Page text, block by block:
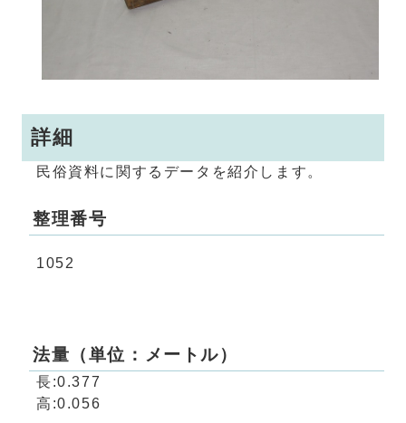
詳細
民俗資料に関するデータを紹介します。
整理番号
1052
法量（単位：メートル）
長:0.377
高:0.056